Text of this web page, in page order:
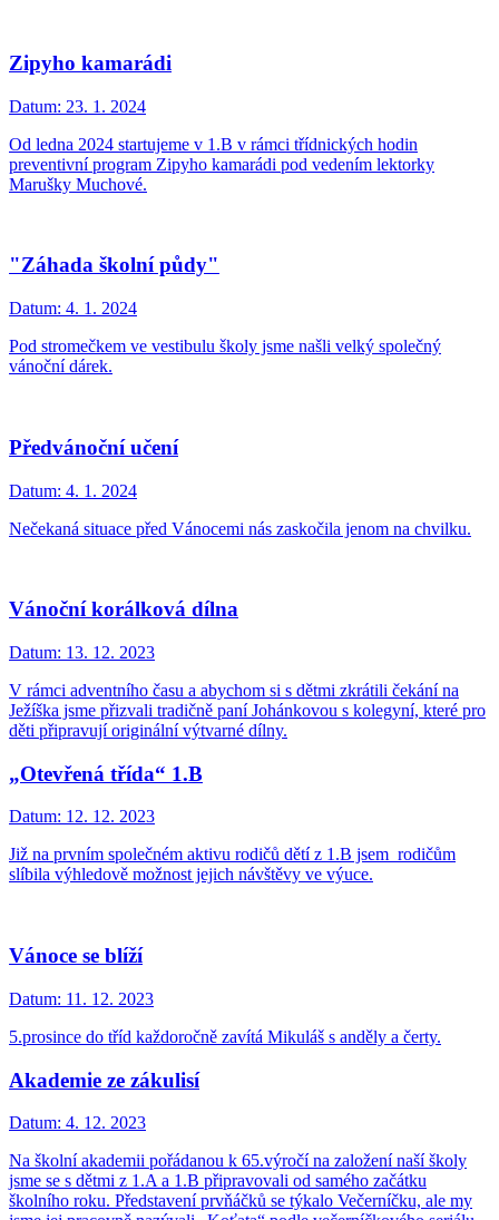
Zipyho kamarádi
Datum: 23. 1. 2024
Od ledna 2024 startujeme v 1.B v rámci třídnických hodin
preventivní program Zipyho kamarádi pod vedením lektorky
Marušky Muchové.
"Záhada školní půdy"
Datum: 4. 1. 2024
Pod stromečkem ve vestibulu školy jsme našli velký společný
vánoční dárek.
Předvánoční učení
Datum: 4. 1. 2024
Nečekaná situace před Vánocemi nás zaskočila jenom na chvilku.
Vánoční korálková dílna
Datum: 13. 12. 2023
V rámci adventního času a abychom si s dětmi zkrátili čekání na
Ježíška jsme přizvali tradičně paní Johánkovou s kolegyní, které pro
děti připravují originální výtvarné dílny.
„Otevřená třída“ 1.B
Datum: 12. 12. 2023
Již na prvním společném aktivu rodičů dětí z 1.B jsem rodičům
slíbila výhledově možnost jejich návštěvy ve výuce.
Vánoce se blíží
Datum: 11. 12. 2023
5.prosince do tříd každoročně zavítá Mikuláš s anděly a čerty.
Akademie ze zákulisí
Datum: 4. 12. 2023
Na školní akademii pořádanou k 65.výročí na založení naší školy
jsme se s dětmi z 1.A a 1.B připravovali od samého začátku
školního roku. Představení prvňáčků se týkalo Večerníčku, ale my